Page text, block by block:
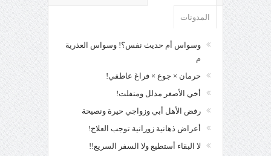
المدونات
وسواس أم حديث نفس؟! وسواس العذرية
م
حرمان × جوع × فراغ عاطفي!
أخي الأصغر مدلل ومنفلت!
رفض الأهل أبي وزواجي حيرة ونصيحة
أعراض ذهانية زورانية توجب العلاج!
لا البقاء أستطيع ولا السفر السريع!!